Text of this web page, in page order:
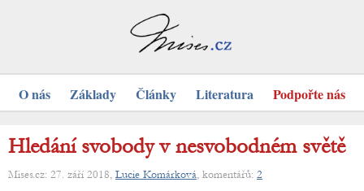
O nás Základy Články Literatura Podpořte nás
Hledání svobody v nesvobodném světě
Mises.cz: 27. září 2018, Lucie Komárková, komentářů: 2